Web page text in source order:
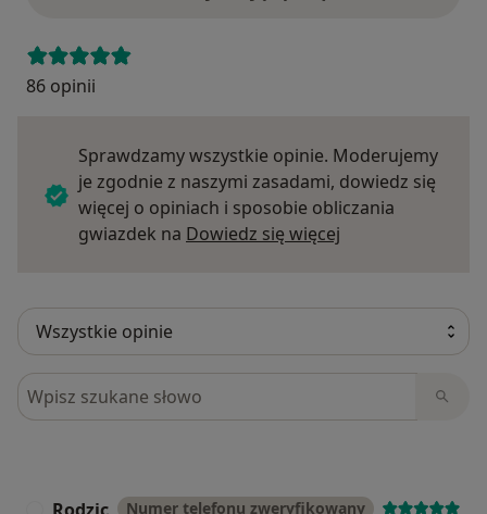
86 opinii
Sprawdzamy wszystkie opinie. Moderujemy
je zgodnie z naszymi zasadami, dowiedz się
więcej o opiniach i sposobie obliczania
gwiazdek na Dowiedz się więcej
Szukaj w opiniach
Numer telefonu zweryfikowany